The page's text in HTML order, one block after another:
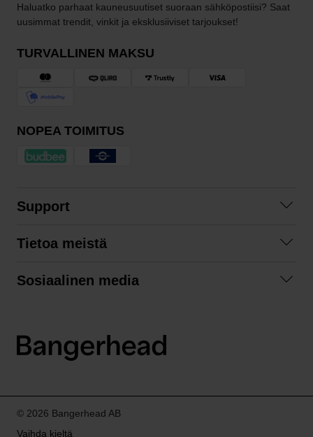
Haluatko parhaat kauneusuutiset suoraan sähköpostiisi? Saat
uusimmat trendit, vinkit ja eksklusiiviset tarjoukset!
TURVALLINEN MAKSU
NOPEA TOIMITUS
Support
Tilausehdot
Tietoa meistä
Sosiaalinen media
LinkedIn
© 2026 Bangerhead AB
Vaihda kieltä